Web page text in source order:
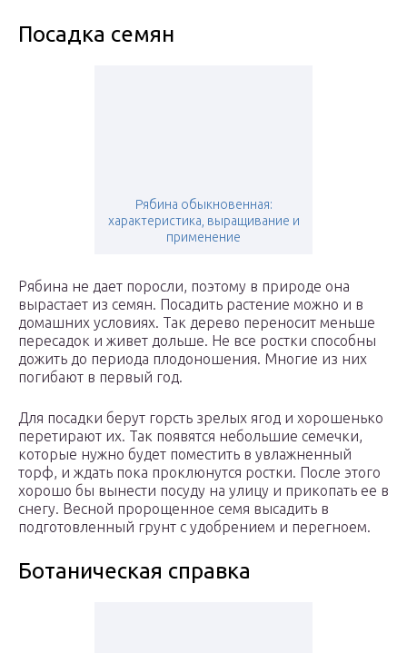
Посадка семян
Рябина обыкновенная:
характеристика, выращивание и
применение
Рябина не дает поросли, поэтому в природе она
вырастает из семян. Посадить растение можно и в
домашних условиях. Так дерево переносит меньше
пересадок и живет дольше. Не все ростки способны
дожить до периода плодоношения. Многие из них
погибают в первый год.
Для посадки берут горсть зрелых ягод и хорошенько
перетирают их. Так появятся небольшие семечки,
которые нужно будет поместить в увлажненный
торф, и ждать пока проклюнутся ростки. После этого
хорошо бы вынести посуду на улицу и прикопать ее в
снегу. Весной пророщенное семя высадить в
подготовленный грунт с удобрением и перегноем.
Ботаническая справка